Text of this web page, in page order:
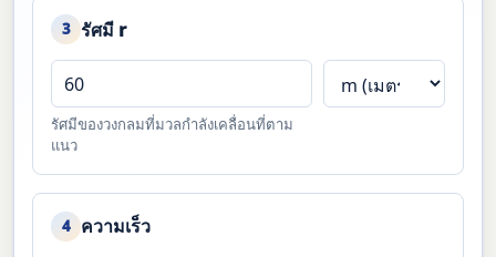
3 รัศมี r
รัศมีของวงกลมที่มวลกำลังเคลื่อนที่ตาม
แนว
4 ความเร็ว